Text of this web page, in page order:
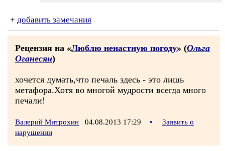
+ добавить замечания
Рецензия на «Люблю ненастную погоду» (Ольга
Оганесян)
хочется думать,что печаль здесь - это лишь
метафора.Хотя во многой мудрости всегда много
печали!
Валерий Митрохин 04.08.2013 17:29 •
Заявить о
нарушении